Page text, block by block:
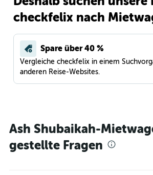
checkfelix nach
Spare über 40 %
Vergleiche checkfelix in einem
anderen Reise-Websites.
Ash Shubaikah-
gestellte Fragen